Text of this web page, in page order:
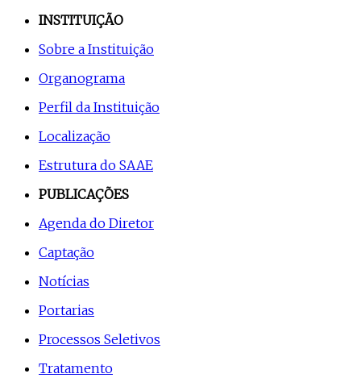
INSTITUIÇÃO
Sobre a Instituição
Organograma
Perfil da Instituição
Localização
Estrutura do SAAE
PUBLICAÇÕES
Agenda do Diretor
Captação
Notícias
Portarias
Processos Seletivos
Tratamento